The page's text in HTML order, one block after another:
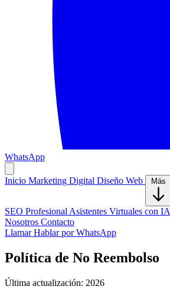
WhatsApp
Inicio Marketing Digital Diseño Web
SEO Profesional Asistentes Virtuales con IA
Nosotros Contacto
LlamarHablar por WhatsApp
Política de No Reembolso
Última actualización: 2026